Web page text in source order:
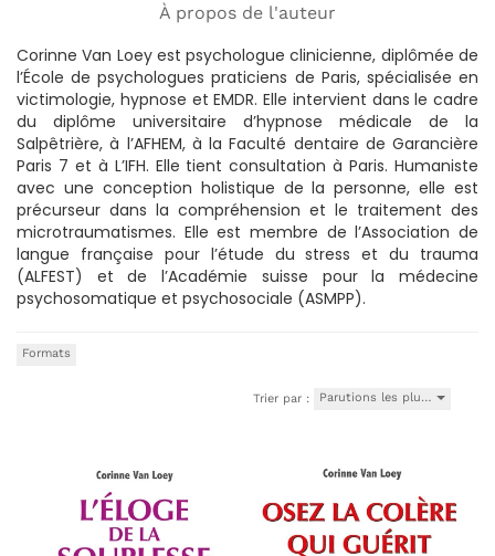
À propos de l'auteur
Corinne Van Loey est psychologue clinicienne, diplômée de
l’École de psychologues praticiens de Paris, spécialisée en
victimologie, hypnose et EMDR. Elle intervient dans le cadre
du diplôme universitaire d’hypnose médicale de la
Salpêtrière, à l’AFHEM, à la Faculté dentaire de Garancière
Paris 7 et à L’IFH. Elle tient consultation à Paris. Humaniste
avec une conception holistique de la personne, elle est
précurseur dans la compréhension et le traitement des
microtraumatismes. Elle est membre de l’Association de
langue française pour l’étude du stress et du trauma
(ALFEST) et de l’Académie suisse pour la médecine
psychosomatique et psychosociale (ASMPP).
Formats
Trier par : Parutions les plu…